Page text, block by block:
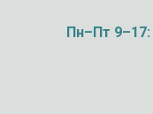
Пн–Пт 9–17: